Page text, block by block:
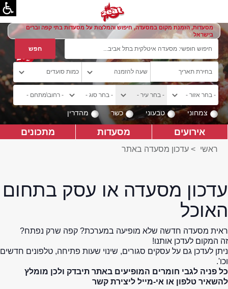
מסעדות, הזמנת מקום במסעדה, חיפוש והמלצות על מסעדות בתי קפה וברים
בישראל
צמחוני טבעוני כשר מהדרין
אירועים מסעדות מתכונים
ראשי > עדכון מסעדה באתר
עדכון מסעדה או עסק בתחום
האוכל
ראית מסעדה חדשה שלא מופיעה במערכת? קפה שרק נפתח?
זה המקום לעדכן אותנו!
ניתן לעדכן גם על עסקים סגורים, שינוי שעות פתיחה, טלפונים חדשים
וכו'.
כל פניה לגבי חומרים המופיעים באתר תיבדק ולכן מומלץ
להשאיר טלפון או אי-מייל ליצירת קשר